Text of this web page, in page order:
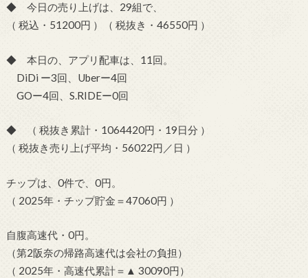
◆ 今日の売り上げは、29組で、
（ 税込・51200円 ）（ 税抜き・46550円 ）
◆ 本日の、アプリ配車は、11回。
DiDi ー3回、Uberー4回
GOー4回、S.RIDEー0回
◆ （ 税抜き累計・1064420円・19日分 ）
（ 税抜き売り上げ平均・56022円／日 ）
チップは、0件で、0円。
（ 2025年・チップ貯金＝47060円 ）
自腹高速代・0円。
（第2阪奈の帰路高速代は会社の負担）
（ 2025年・高速代累計＝▲ 30090円）